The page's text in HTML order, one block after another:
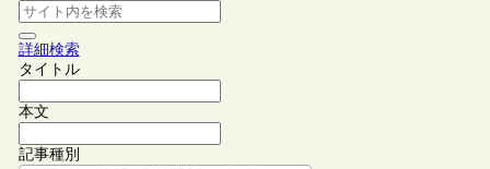
詳細検索
タイトル
本文
記事種別